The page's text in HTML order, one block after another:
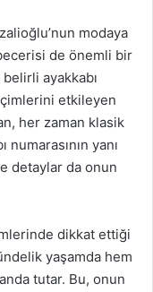
modaya
de önemli bir
ayakkabı
etkileyen
her zaman klasik
numarasının yanı
detaylar da onun
dikkat ettiği
yaşamda hem
tutar. Bu, onun